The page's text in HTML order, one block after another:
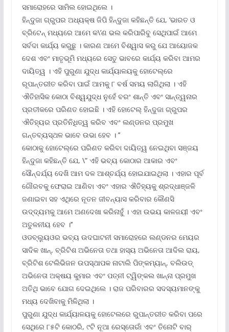
ସମାରୋହରେ ସାମିଲ ହୋଇଥିଲେ ।
ହିନ୍ଦୁଜା ଗ୍ରୁପର ଅଧ୍ୟକ୍ଷ ଜିପି ହିନ୍ଦୁଜା କହିଛନ୍ତି ଯେ, ‘ଭାରତ ଓ
ବ୍ରିଟେନ୍ ମଧ୍ୟରେ ଆମେ କ\’ଣ ଭଲ କରିପାରିବୁ ସେଥିପାଇଁ ଆମେ
ସର୍ବଦା କାର୍ଯ୍ୟ କରୁଛୁ । କାରଣ ଆମେ ବିଶ୍ୱାସ କରୁ ଯେ ଆୟୋଜକ
ଦେଶ ଏବଂ ମାତୃଭୂମି ମଧ୍ୟରେ ସେତୁ ଭାବରେ କାର୍ଯ୍ୟ କରିବା ଆମର
ଦାୟିତ୍ୱ । ଏହି ପୁରୁଣା ଯୁଦ୍ଧ କାର୍ଯ୍ୟାଳୟକୁ ହୋଟେଲ୍ରେ
ରୂପାନ୍ତରୀତ କରିବା ପାଇଁ ଆମକୁ ୮ ବର୍ଷ ସମୟ ଲାଗିଥିଲା । ଏହି
ଐତିହାସିକ କୋଠା ବିଶ୍ୱଯୁଦ୍ଧ ନୁହେଁ ବରଂ ଶାନ୍ତି ଏବଂ ସାନ୍ତ୍ୱନାର
ପ୍ରତୀକରେ ପରିଣତ ହୋଇଛି । ଏହି ହୋଟେଲ୍ ହିନ୍ଦୁଜା ଗ୍ରୁପର
ଐତିହ୍ୟର ପ୍ରତିନିଧିତ୍ୱ କରିବ ଏବଂ ଲଣ୍ଡନର ପ୍ରମୁଖ
ଗନ୍ତବ୍ୟସ୍ଥଳ ଭାବେ ଉଭା ହେବ । ’’
କୋଠାକୁ ହୋଟେଲ୍‌ରେ ପରିଣତ କରିବା ଦାୟିତ୍ୱ ନେଇଥିବା ସଞ୍ଜୟ
ହିନ୍ଦୁଜା କହିଛନ୍ତି ଯେ, \” ଏହି ଭବ୍ୟ କୋଠାର ଆକାର ଏବଂ
ସୌନ୍ଦର୍ଯ୍ୟ ଦେଖି ଆମ ଦଳ ଆଶ୍ଚର୍ଯ୍ୟ ହୋଇଯାଇଥିଲା । ଏହାର ପୂର୍ବ
ଗୌରବକୁ ଫେରାଇ ଆଣିବା ଏବଂ ଏହାର ଐତିହ୍ୟକୁ ଶ୍ରଦ୍ଧାଞ୍ଜଳି
ଜଣାଇବା ସହ ଏଥିରେ ନୂତନ ଜୀବନ୍ୟାସ କରିବାର କୌଣସି
ଉଦ୍ଦ୍ୟମକୁ ଆମେ ଅଣଦେଖା କରିନାହୁଁ । ଏହା ଉଭୟ କାଳଜୟୀ ଏବଂ
ଅତୁଳନୀୟ ହେବ ।’’
ଓଡବ୍ଲ୍ୟୁଓର ଭବ୍ୟ ଉଦଘାଟନୀ ସମାରୋହରେ ଲଣ୍ଡନର ମେୟର
ସାଦିକ ଖାନ୍‌, ବ୍ରିଟିଶ ଅଭିନେତା ତଥା ହାସ୍ୟ ଅଭିନେତା ଆଦିଲ ରାୟ,
ବ୍ରିଟିଶ ଟେଲିଭିଜନ ଉପସ୍ଥାପକ ନାଟାଲି ପିଙ୍କମ୍ୟାନ୍‌, ବଲିଉଡ୍
ଅଭିନେତା ଅକ୍ଷୟ କୁମାର ଏବଂ ପତ୍ନୀ ଟ୍ୱିଙ୍କଲ ଖାନ୍ନା ପ୍ରମୁଖ
ଅତିଥି ଭାବେ ଯୋଗ ଦେଇଥିଲେ । ରାଜ ପରିବାରର ସଦସ୍ୟମାନଙ୍କୁ
ମଧ୍ୟ ଦେଖିବାକୁ ମିଳିଥିଲା ।
ପୁରୁଣା ଯୁଦ୍ଧ କାର୍ଯ୍ୟାଳୟକୁ ହୋଟେଲରେ ରୁପାନ୍ତରୀତ କରିବା ପରେ
ସେଥିରେ ୮୫ଟି କୋଠରି, ୯ଟି ନୂଆ ରେସ୍ତୋରାଁ ଏବଂ ତିନୋଟି ବାର୍